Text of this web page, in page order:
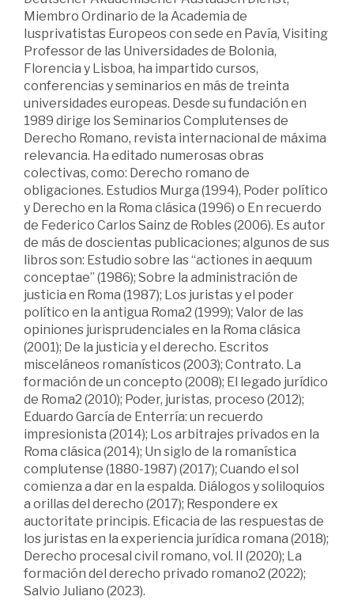
Miembro Ordinario de la Academia de
Iusprivatistas Europeos con sede en Pavía, Visiting
Professor de las Universidades de Bolonia,
Florencia y Lisboa, ha impartido cursos,
conferencias y seminarios en más de treinta
universidades europeas. Desde su fundación en
1989 dirige los Seminarios Complutenses de
Derecho Romano, revista internacional de máxima
relevancia. Ha editado numerosas obras
colectivas, como: Derecho romano de
obligaciones. Estudios Murga (1994), Poder político
y Derecho en la Roma clásica (1996) o En recuerdo
de Federico Carlos Sainz de Robles (2006). Es autor
de más de doscientas publicaciones; algunos de sus
libros son: Estudio sobre las “actiones in aequum
conceptae” (1986); Sobre la administración de
justicia en Roma (1987); Los juristas y el poder
político en la antigua Roma2 (1999); Valor de las
opiniones jurisprudenciales en la Roma clásica
(2001); De la justicia y el derecho. Escritos
misceláneos romanísticos (2003); Contrato. La
formación de un concepto (2008); El legado jurídico
de Roma2 (2010); Poder, juristas, proceso (2012);
Eduardo García de Enterría: un recuerdo
impresionista (2014); Los arbitrajes privados en la
Roma clásica (2014); Un siglo de la romanística
complutense (1880-1987) (2017); Cuando el sol
comienza a dar en la espalda. Diálogos y soliloquios
a orillas del derecho (2017); Respondere ex
auctoritate principis. Eficacia de las respuestas de
los juristas en la experiencia jurídica romana (2018);
Derecho procesal civil romano, vol. II (2020); La
formación del derecho privado romano2 (2022);
Salvio Juliano (2023).